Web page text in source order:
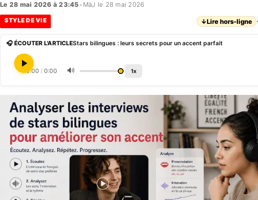
Le 28 mai 2026 à 23:45 • MàJ le 28 mai 2026
STYLE DE VIE ↓Lire hors-ligne
🎧 ÉCOUTER L'ARTICLEStars bilingues : leurs secrets pour un accent parfait
0:00 / 0:00 🔊 1x